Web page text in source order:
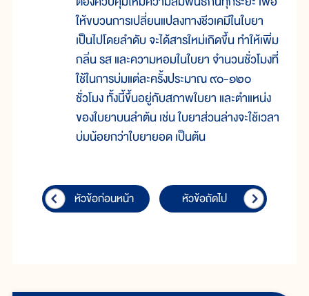
ให้ขบวนการเปลี่ยนแปลงทางชีวเคมีในใบยา
เป็นไปโดยลำดับ จะได้สารใหม่เกิดขึ้น ทำให้เพิ่ม
กลิ่น รส และความหอมในใบยา จำนวนชั่วโมงที่
ใช้ในการบ่มแต่ละครั้งประมาณ ๙๐-๑๒๐
ชั่วโมง ทั้งนี้ขึ้นอยู่กับสภาพใบยา และตำแหน่ง
ของใบยาบนลำต้น เช่น ใบยาส่วนล่างจะใช้เวลา
บ่มน้อยกว่าใบยายอด เป็นต้น
หัวข้อก่อนหน้า หัวข้อถัดไป